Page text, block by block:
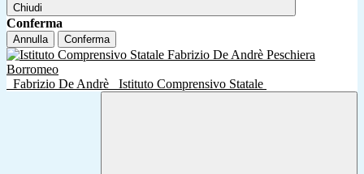
Chiudi
Conferma
Annulla Conferma
Fabrizio De Andrè Istituto Comprensivo Statale